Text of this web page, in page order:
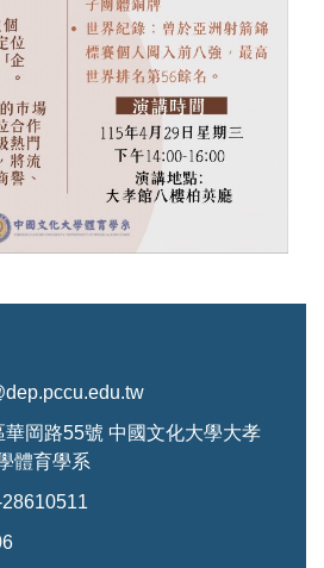
華岡路55號 中國文化大學大孝
體育學系